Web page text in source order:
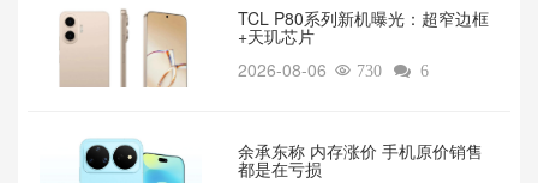
TCL P80系列新机曝光：超窄边框
+天玑芯片
2026-08-06  730  6
余承东称 内存涨价 手机原价销售
都是在亏损